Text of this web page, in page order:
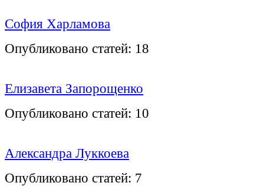
София Харламова
Опубликовано статей: 18
Елизавета Запорощенко
Опубликовано статей: 10
Александра Луккоева
Опубликовано статей: 7